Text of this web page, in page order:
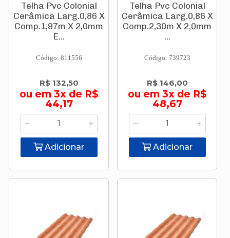
Telha Pvc Colonial
Cerâmica Larg.0,86 X
Comp.1,97m X 2,0mm
E...
Código: 811556
R$ 132,50
ou em 3x de R$
44,17
Adicionar
Telha Pvc Colonial
Cerâmica Larg.0,86 X
Comp.2,30m X 2,0mm
...
Código: 739723
R$ 146,00
ou em 3x de R$
48,67
Adicionar